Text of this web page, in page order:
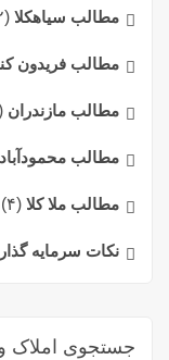
مطالب سیاهکلا (۲)
مطالب فریدون
مطالب مازندران
مطالب محمودآباد
مطالب ملا کلا (۴)
نکات سرمایه
جستجوی املاک